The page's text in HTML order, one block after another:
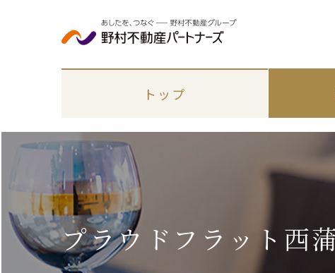
トップ
エリアから探す
各種手続き
プラウドフラット西